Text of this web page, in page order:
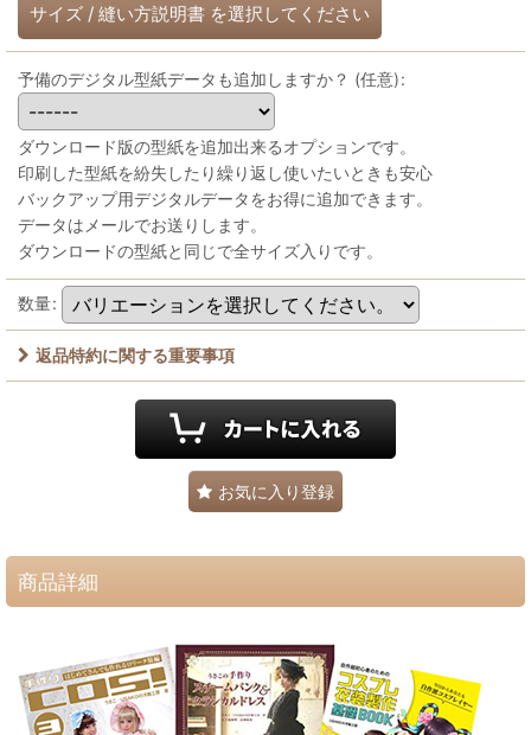
サイズ / 縫い方説明書 を選択してください
予備のデジタル型紙データも追加しますか？ (任意):
ダウンロード版の型紙を追加出来るオプションです。
印刷した型紙を紛失したり繰り返し使いたいときも安心
バックアップ用デジタルデータをお得に追加できます。
データはメールでお送りします。
ダウンロードの型紙と同じで全サイズ入りです。
数量:
返品特約に関する重要事項
お気に入り登録
商品詳細